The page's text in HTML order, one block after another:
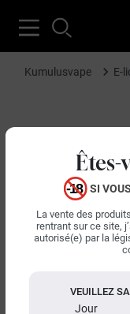
Êtes-
SI
La vente des
rentrant sur ce site,
autorisé(e) par la
VEUILLEZ
Jour
Kumulusvape E-